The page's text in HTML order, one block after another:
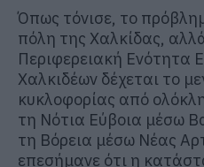
Όπως τόνισε, το
πόλη της Χαλκίδας,
Περιφερειακή Ενότητα
Χαλκιδέων δέχεται το
κυκλοφορίας από
τη Νότια Εύβοια μέσω
τη Βόρεια μέσω Νέας
επεσήμανε ότι η